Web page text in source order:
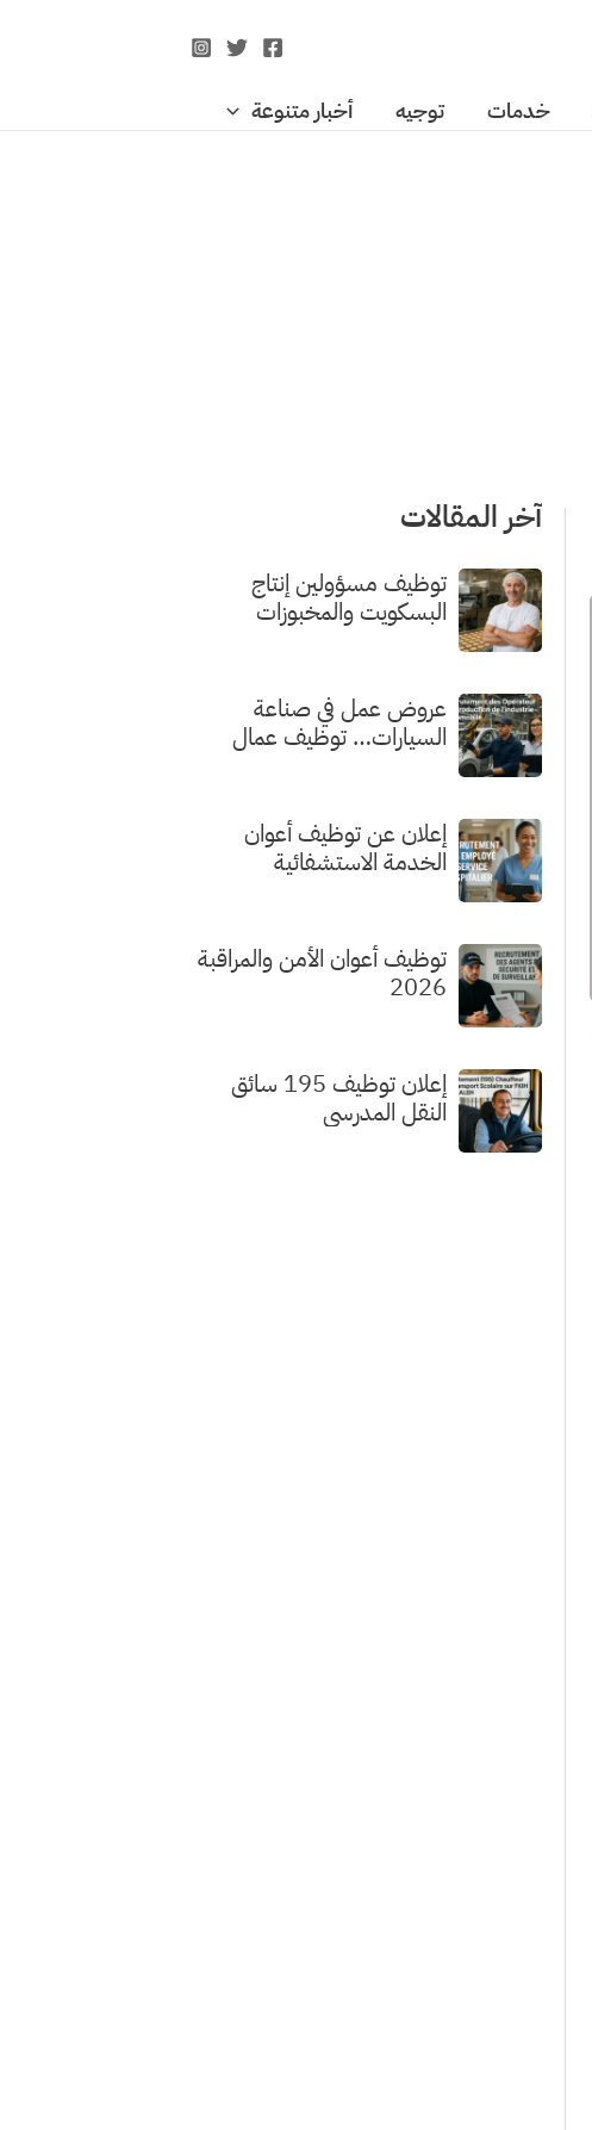
خدمات توجيه أخبار متنوعة
آخر المقالات
توظيف مسؤولين إنتاج
البسكويت والمخبوزات
عروض عمل في صناعة
السيارات… توظيف عمال
إعلان عن توظيف أعوان
الخدمة الاستشفائية
توظيف أعوان الأمن والمراقبة
2026
إعلان توظيف 195 سائق
النقل المدرسي